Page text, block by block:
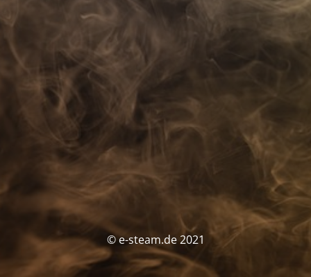
© e-steam.de 2021